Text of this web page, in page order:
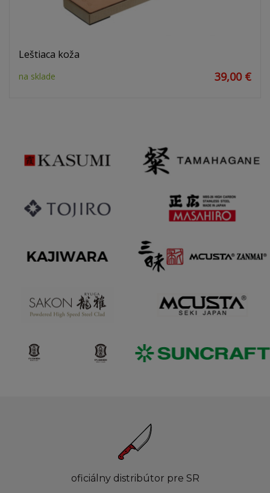
Leštiaca koža
na sklade 39,00 €
oficiálny distribútor pre SR